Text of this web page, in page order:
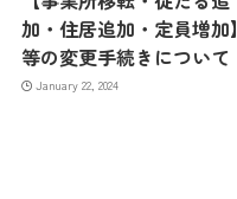
加・住居追加・定員増加】
等の変更手続きについて
January 22, 2024